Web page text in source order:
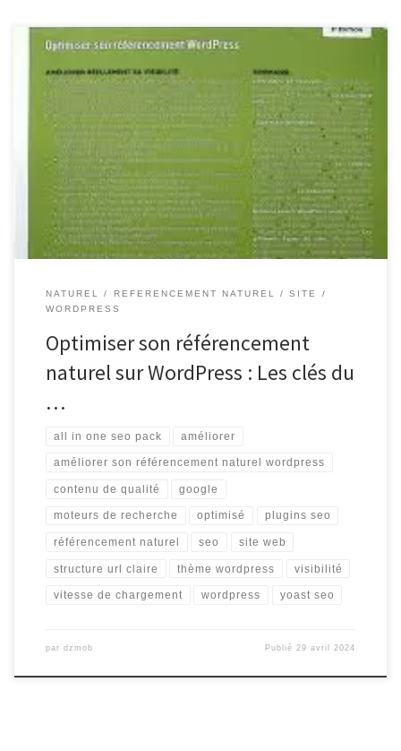
Améliorer son référencement naturel sur WordPress Le
référencement naturel, ou SEO, est un élément crucial pour
assurer la visibilité de votre site web sur les moteurs de recherche
tels que Google. Si vous utilisez WordPress comme plateforme de
création de site, il existe plusieurs façons d’améliorer votre
référencement naturel et […]
NATUREL REFERENCEMENT NATUREL
SITE
WORDPRESS
Optimiser son référencement
naturel sur WordPress : Les clés du
…
all in one seo pack améliorer
améliorer son référencement naturel wordpress
contenu de qualité google
moteurs de recherche optimisé plugins seo
référencement naturel seo site web
structure url claire thème wordpress visibilité
vitesse de chargement wordpress yoast seo
par dzmob Publié 29 avril 2024